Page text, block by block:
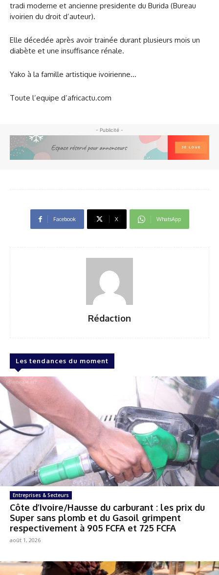
tradi moderne et ancienne presidente du Burida (Bureau
ivoirien du droit d’auteur).
Elle décedée après avoir trainée durant plusieurs mois un
diabète et une insuffisance rénale.
Yako à la famille artistique ivoirienne…
Toute l’equipe d’africactu.com
- Publicité -
Facebook X WhatsApp
Rédaction
Les tendances du moment
Entreprises & Secteurs
Côte d’Ivoire/Hausse du carburant : les prix du
Super sans plomb et du Gasoil grimpent
respectivement à 905 FCFA et 725 FCFA
août 1, 2026